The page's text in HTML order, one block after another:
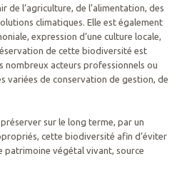
de l’agriculture, de l’alimentation, des
climatiques. Elle est également
expression d’une culture locale,
de cette biodiversité est
nombreux acteurs professionnels ou
variées de conservation de gestion, de
sur le long terme, par un
cette biodiversité afin d’éviter
patrimoine végétal vivant, source